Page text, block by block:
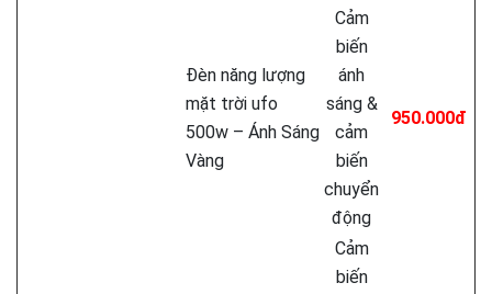
Đèn năng lượng
mặt trời ufo
500w – Ánh Sáng
Vàng
Cảm
biến
ánh
sáng &
cảm
biến
chuyển
động
950.000đ
Cảm
biến